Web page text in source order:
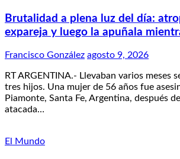
Brutalidad a plena luz del día:
expareja y luego la apuñala
Francisco González agosto 9, 2026
RT ARGENTINA.- Llevaban varios meses
tres hijos. Una mujer de 56 años fue
Piamonte, Santa Fe, Argentina, después
atacada…
El Mundo